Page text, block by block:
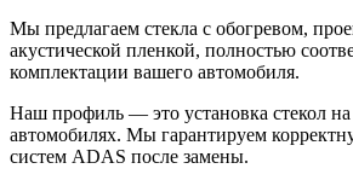
Мы предлагаем стекла с обогревом,
акустической пленкой, полностью
комплектации вашего автомобиля.
Наш профиль — это установка стекол
автомобилях. Мы гарантируем
систем ADAS после замены.